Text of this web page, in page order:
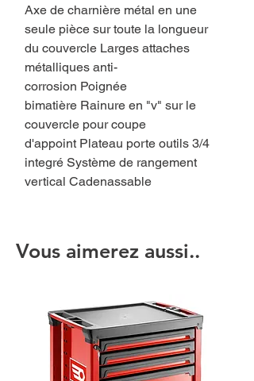
Axe de charnière métal en une
seule pièce sur toute la longueur
du couvercle Larges attaches
métalliques anti-
corrosion Poignée
bimatière Rainure en "v" sur le
couvercle pour coupe
d'appoint Plateau porte outils 3/4
integré Système de rangement
vertical Cadenassable
Vous aimerez aussi..